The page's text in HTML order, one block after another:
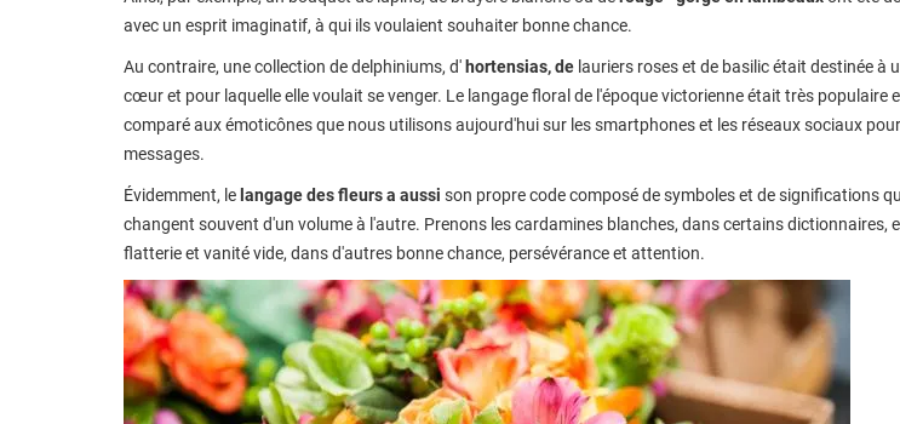
avec un esprit imaginatif, à qui ils voulaient souhaiter bonne chance.
Au contraire, une collection de delphiniums, d' hortensias, de lauriers roses et de basilic était destinée à
cœur et pour laquelle elle voulait se venger. Le langage floral de l'époque victorienne était très populaire
comparé aux émoticônes que nous utilisons aujourd'hui sur les smartphones et les réseaux sociaux
messages.
Évidemment, le langage des fleurs a aussi son propre code composé de symboles et de significations
changent souvent d'un volume à l'autre. Prenons les cardamines blanches, dans certains dictionnaires,
flatterie et vanité vide, dans d'autres bonne chance, persévérance et attention.